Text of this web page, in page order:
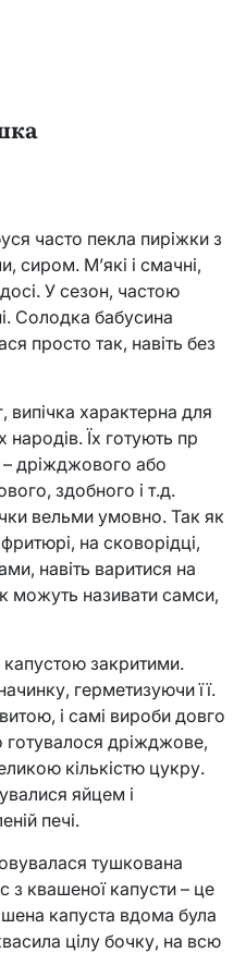
часто пекла пиріжки з
сиром. М’які і смачні,
У сезон, частою
Солодка бабусина
просто так, навіть без
випічка характерна для
народів. Їх готують пр
– дріжджового або
здобного і т.д.
вельми умовно. Так як
на сковорідці,
навіть варитися на
можуть називати самси,
капустою закритими.
герметизуючи її.
і самі вироби довго
готувалося дріжджове,
кількістю цукру.
яйцем і
печі.
тушкована
з квашеної капусти – це
капуста вдома була
цілу бочку, на всю